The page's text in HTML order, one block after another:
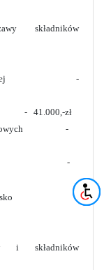
składników
ul. Bagnistej -
- 41.000,-zł
użytkowych -
-
wysypisko -
i składników